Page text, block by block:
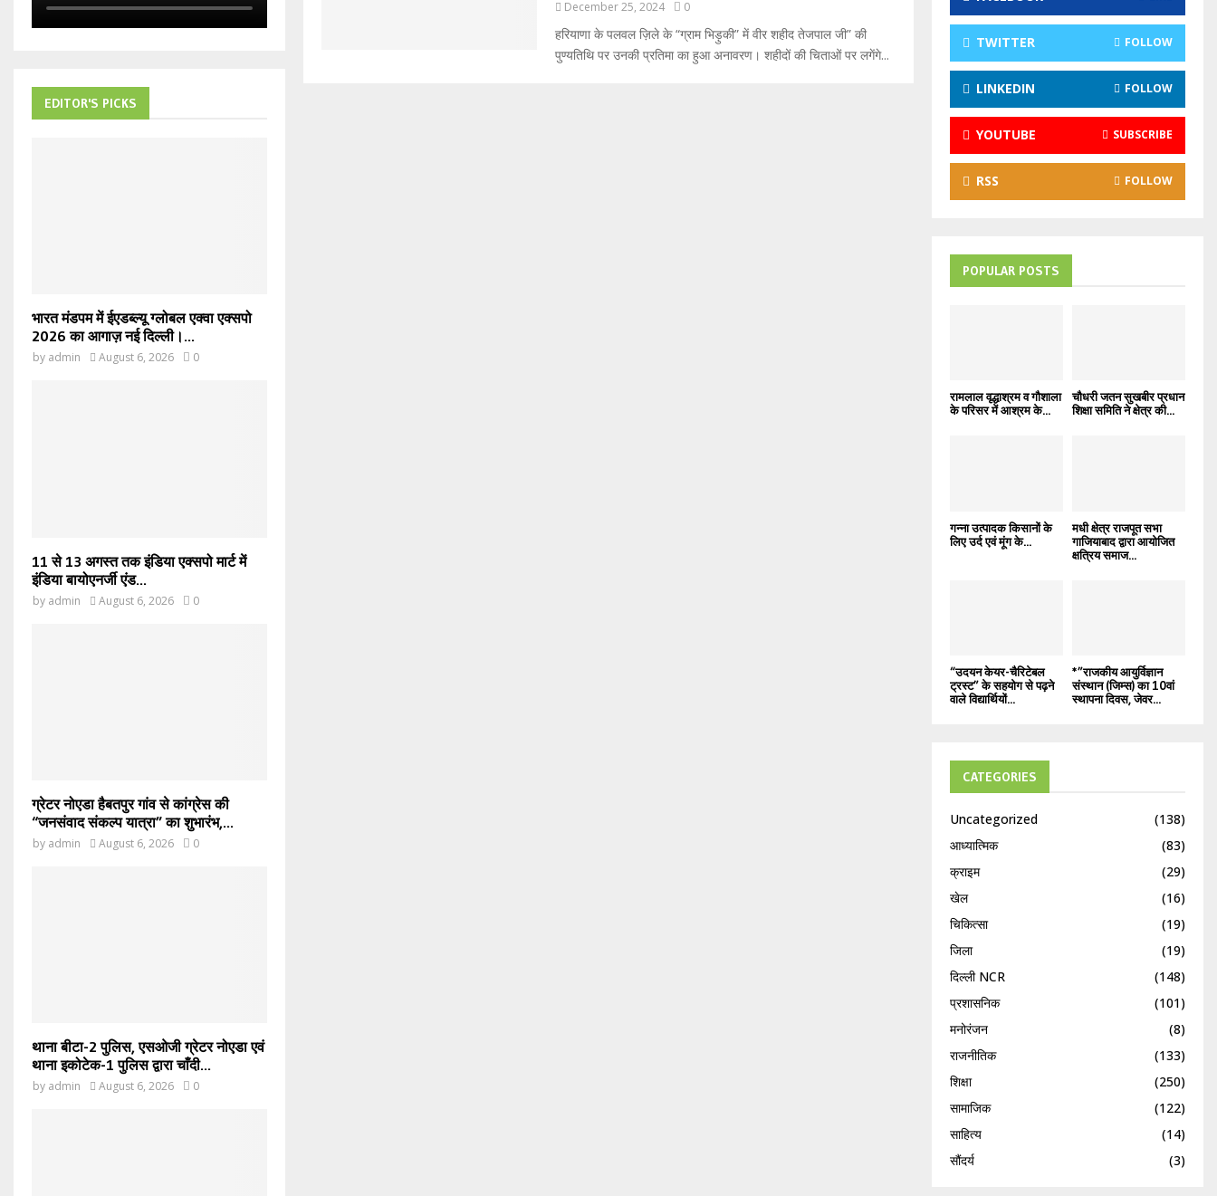
December 25, 2024 0
हरियाणा के पलवल ज़िले के “ग्राम भिड़ुकी” में वीर शहीद तेजपाल जी” की
पुण्यतिथि पर उनकी प्रतिमा का हुआ अनावरण। शहीदों की चिताओं पर लगेंगे...
EDITOR'S PICKS
भारत मंडपम में ईएडब्ल्यू ग्लोबल एक्वा एक्सपो
2026 का आगाज़ नई दिल्ली।...
by admin August 6, 2026 0
11 से 13 अगस्त तक इंडिया एक्सपो मार्ट में
इंडिया बायोएनर्जी एंड...
by admin August 6, 2026 0
ग्रेटर नोएडा हैबतपुर गांव से कांग्रेस की
“जनसंवाद संकल्प यात्रा” का शुभारंभ,...
by admin August 6, 2026 0
थाना बीटा-2 पुलिस, एसओजी ग्रेटर नोएडा एवं
थाना इकोटेक-1 पुलिस द्वारा चाँदी...
by admin August 6, 2026 0
:
C
H
TWITTER FOLLOW
LINKEDIN FOLLOW
YOUTUBE SUBSCRIBE
RSS FOLLOW
POPULAR POSTS
रामलाल वृद्धाश्रम व गौशाला
के परिसर में आश्रम के...
चौधरी जतन सुखबीर प्रधान
शिक्षा समिति ने क्षेत्र की...
गन्ना उत्पादक किसानों के
लिए उर्द एवं मूंग के...
मधी क्षेत्र राजपूत सभा
गाजियाबाद द्वारा आयोजित
क्षत्रिय समाज...
“उदयन केयर-चैरिटेबल
ट्रस्ट” के सहयोग से पढ़ने
वाले विद्यार्थियों...
*”राजकीय आयुर्विज्ञान
संस्थान (जिम्स) का 10वां
स्थापना दिवस, जेवर...
CATEGORIES
Uncategorized
(138)
आध्यात्मिक
(83)
क्राइम
(29)
खेल
(16)
चिकित्सा
(19)
जिला
(19)
दिल्ली NCR
(148)
प्रशासनिक
(101)
मनोरंजन
(8)
राजनीतिक
(133)
शिक्षा
(250)
सामाजिक
(122)
साहित्य
(14)
सौंदर्य
(3)